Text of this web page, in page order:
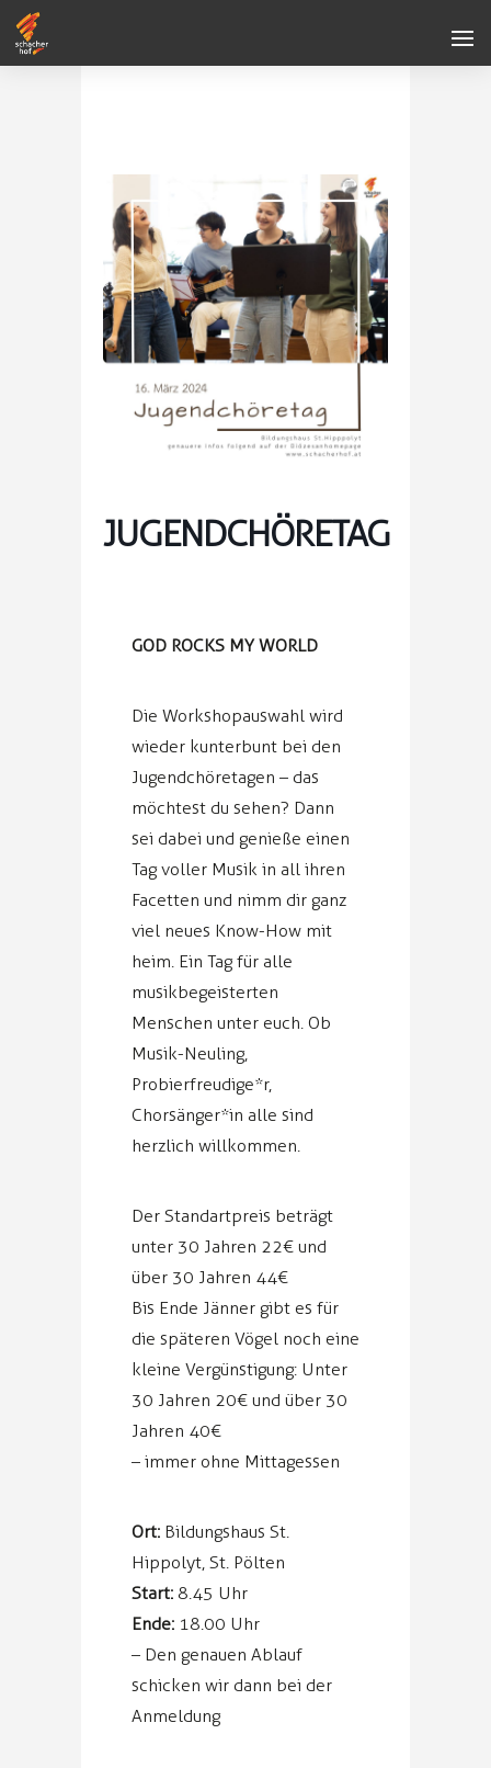
JUGENDCHÖRETAG
GOD ROCKS MY WORLD
Die Workshopauswahl wird
wieder kunterbunt bei den
Jugendchöretagen – das
möchtest du sehen? Dann
sei dabei und genieße einen
Tag voller Musik in all ihren
Facetten und nimm dir ganz
viel neues Know-How mit
heim. Ein Tag für alle
musikbegeisterten
Menschen unter euch. Ob
Musik-Neuling,
Probierfreudige*r,
Chorsänger*in alle sind
herzlich willkommen.
Der Standartpreis beträgt
unter 30 Jahren 22€ und
über 30 Jahren 44€
Bis Ende Jänner gibt es für
die späteren Vögel noch eine
kleine Vergünstigung: Unter
30 Jahren 20€ und über 30
Jahren 40€
– immer ohne Mittagessen
Ort: Bildungshaus St.
Hippolyt, St. Pölten
Start: 8.45 Uhr
Ende: 18.00 Uhr
– Den genauen Ablauf
schicken wir dann bei der
Anmeldung